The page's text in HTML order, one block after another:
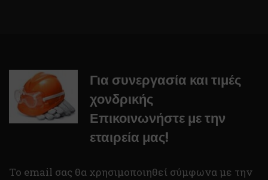
Για συνεργασία και τιμές
χονδρικής
Επικοινωνήστε με την
εταιρεία μας!
To email σας θα χρησιμοποιηθεί σύμφωνα με την